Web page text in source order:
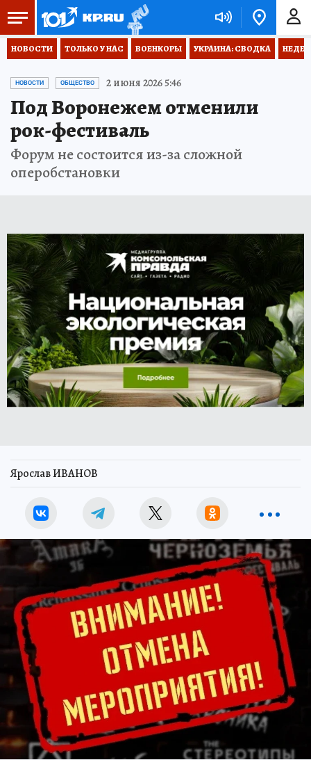
НОВОСТИ ТОЛЬКО У НАС ВОЕНКОРЫ УКРАИНА: СВОДКА
НОВОСТИ ОБЩЕСТВО 2 июня 2026 5:46
Под Воронежем отменили
рок-фестиваль
Форум не состоится из-за сложной
оперобстановки
Ярослав ИВАНОВ